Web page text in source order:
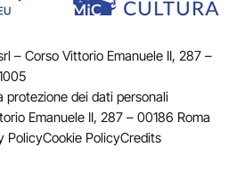
– Corso Vittorio Emanuele II, 287 –
protezione dei dati personali
Emanuele II, 287 – 00186 Roma
PolicyCookie PolicyCredits